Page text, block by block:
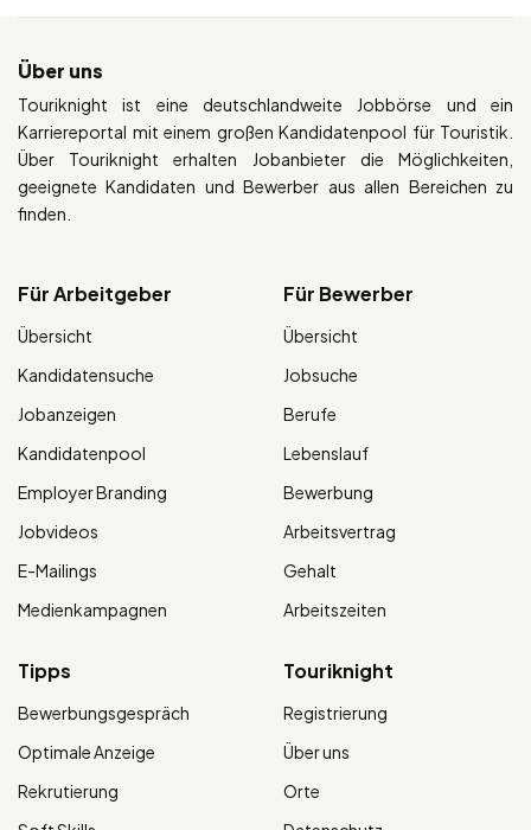
Über uns
Touriknight ist eine deutschlandweite Jobbörse und ein
Karriereportal mit einem großen Kandidatenpool für Touristik.
Über Touriknight erhalten Jobanbieter die Möglichkeiten,
geeignete Kandidaten und Bewerber aus allen Bereichen zu
finden.
Für Arbeitgeber
Übersicht
Kandidatensuche
Jobanzeigen
Kandidatenpool
Employer Branding
Jobvideos
E-Mailings
Medienkampagnen
Für Bewerber
Übersicht
Jobsuche
Berufe
Lebenslauf
Bewerbung
Arbeitsvertrag
Gehalt
Arbeitszeiten
Tipps
Bewerbungsgespräch
Optimale Anzeige
Rekrutierung
Touriknight
Registrierung
Über uns
Orte